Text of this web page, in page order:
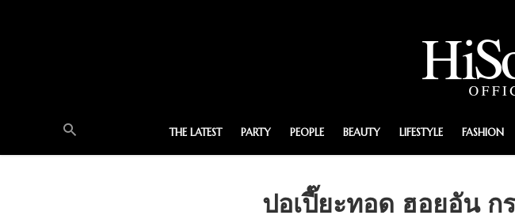
THE LATEST PARTY PEOPLE BEAUTY LIFESTYLE FASHION
ปอเปี๊ยะทอด ฮอยอัน ก